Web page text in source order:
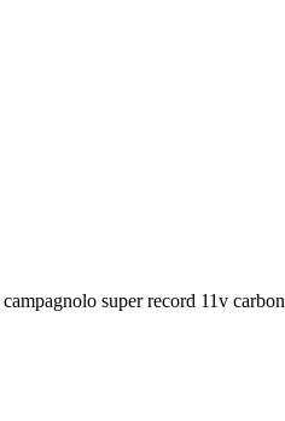
super record 11v carbon